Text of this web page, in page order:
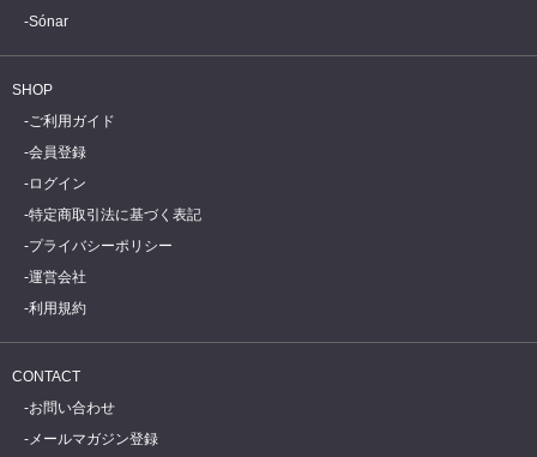
Sónar
SHOP
ご利用ガイド
会員登録
ログイン
特定商取引法に基づく表記
プライバシーポリシー
運営会社
利用規約
CONTACT
お問い合わせ
メールマガジン登録